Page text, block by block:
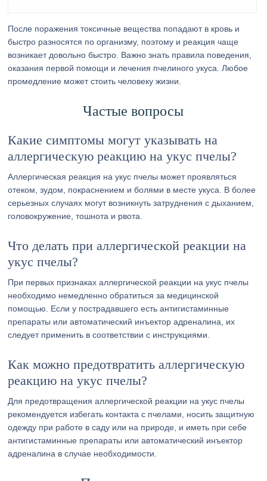
После поражения токсичные вещества попадают в кровь и
быстро разносятся по организму, поэтому и реакция чаще
возникает довольно быстро. Важно знать правила поведения,
оказания первой помощи и лечения пчелиного укуса. Любое
промедление может стоить человеку жизни.
Частые вопросы
Какие симптомы могут указывать на
аллергическую реакцию на укус пчелы?
Аллергическая реакция на укус пчелы может проявляться
отеком, зудом, покраснением и болями в месте укуса. В более
серьезных случаях могут возникнуть затруднения с дыханием,
головокружение, тошнота и рвота.
Что делать при аллергической реакции на
укус пчелы?
При первых признаках аллергической реакции на укус пчелы
необходимо немедленно обратиться за медицинской
помощью. Если у пострадавшего есть антигистаминные
препараты или автоматический инъектор адреналина, их
следует применить в соответствии с инструкциями.
Как можно предотвратить аллергическую
реакцию на укус пчелы?
Для предотвращения аллергической реакции на укус пчелы
рекомендуется избегать контакта с пчелами, носить защитную
одежду при работе в саду или на природе, и иметь при себе
антигистаминные препараты или автоматический инъектор
адреналина в случае необходимости.